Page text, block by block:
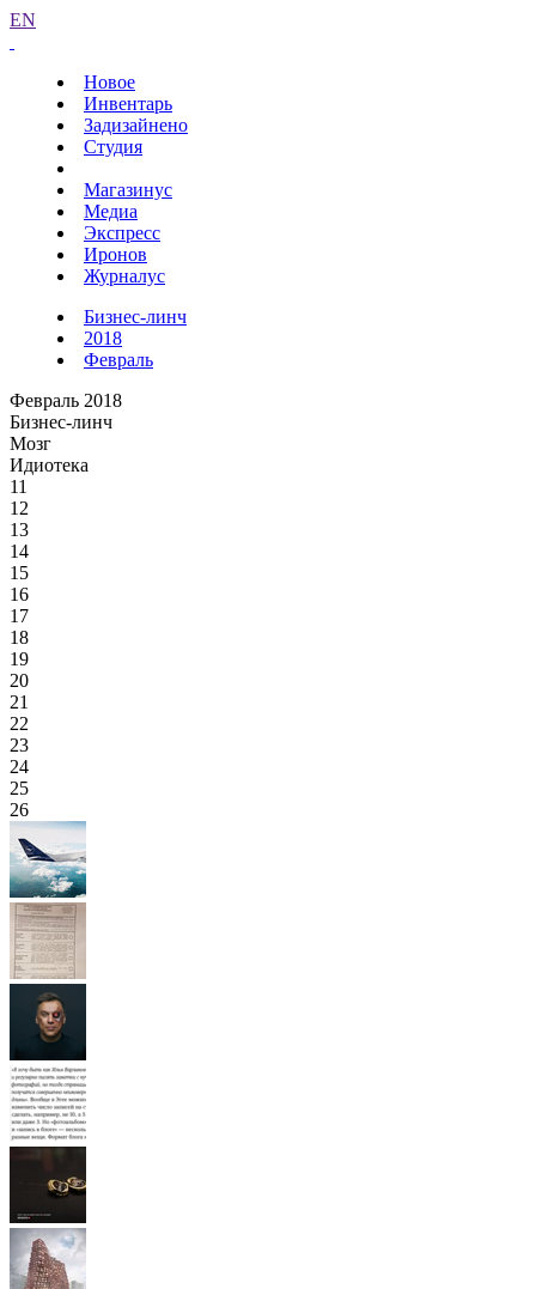
EN
Новое
Инвентарь
Задизайнено
Студия
Магазинус
Медиа
Экспресс
Иронов
Журналус
Бизнес-линч
2018
Февраль
Февраль 2018
Бизнес-линч
Мозг
Идиотека
11
12
13
14
15
16
17
18
19
20
21
22
23
24
25
26